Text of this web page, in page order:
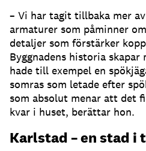
– Vi har tagit tillbaka mer
armaturer som påminner
detaljer som förstärker
Byggnadens historia
hade till exempel en
somras som letade efter
som absolut menar att det
kvar i huset, berättar hon.
Karlstad – en stad i